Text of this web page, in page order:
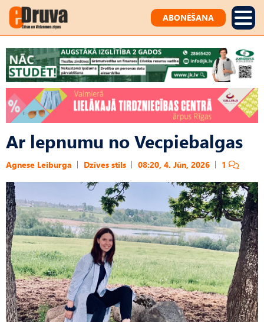
ABONĒŠANA
Ar lepnumu no Vecpiebalgas
Agnese Leiburga Dzīves stils 08:20, 4. Jūn, 2026 1